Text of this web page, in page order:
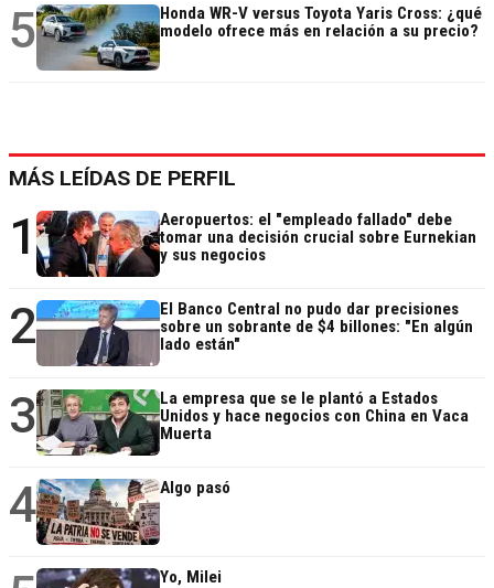
5
Honda WR-V versus Toyota Yaris Cross: ¿qué
modelo ofrece más en relación a su precio?
MÁS LEÍDAS DE PERFIL
1
Aeropuertos: el "empleado fallado" debe
tomar una decisión crucial sobre Eurnekian
y sus negocios
2
El Banco Central no pudo dar precisiones
sobre un sobrante de $4 billones: "En algún
lado están"
3
La empresa que se le plantó a Estados
Unidos y hace negocios con China en Vaca
Muerta
4 Algo pasó
Yo, Milei